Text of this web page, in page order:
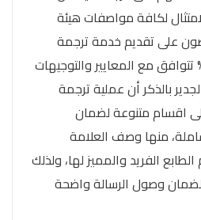
لكافة مواصفات هيئة
على تقديم خدمة ترجمة
عليها بنسبة 100% تتوافق مع المعايير والتوجيهات
بالذكر أن عملية ترجمة
اقسام متنوعة لضمان
منها وصف العلامة
الفريد والمميز لها، ولذلك
وصول الرسالة واضحة